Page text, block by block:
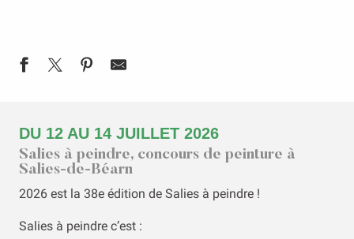
DU 12 AU 14 JUILLET 2026
Salies à peindre, concours de peinture à
Salies-de-Béarn
2026 est la 38e édition de Salies à peindre !
Salies à peindre c’est :